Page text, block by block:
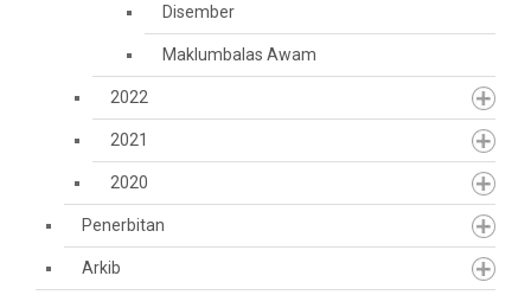
Disember
Maklumbalas Awam
2022
2021
2020
Penerbitan
Arkib